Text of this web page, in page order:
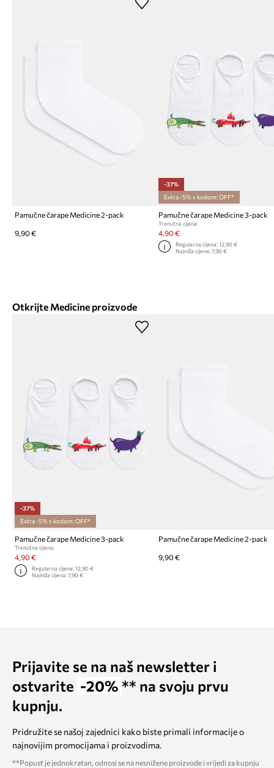
Pamučne čarape Medicine 2-pack
9,90 €
-37%
Extra -5% s kodom: OFF*
Pamučne čarape Medicine 3-pack
Trenutna cijena:
4,90 €
Regularna cijena: 12,90 €
Najniža cijena: 7,90 €
Otkrijte Medicine proizvode
-37%
Extra -5% s kodom: OFF*
Pamučne čarape Medicine 3-pack
Trenutna cijena:
4,90 €
Regularna cijena:12,90 €
Najniža cijena:7,90 €
Pamučne čarape Medicine 2-pack
9,90 €
Prijavite se na naš newsletter i
ostvarite -20% ** na svoju prvu
kupnju.
Pridružite se našoj zajednici kako biste primali informacije o
najnovijim promocijama i proizvodima.
**Popust je jednokratan, odnosi se na nesnižene proizvode i vrijedi za kupnju